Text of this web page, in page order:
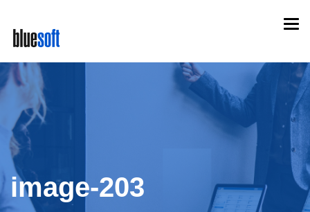
main
content
image-203